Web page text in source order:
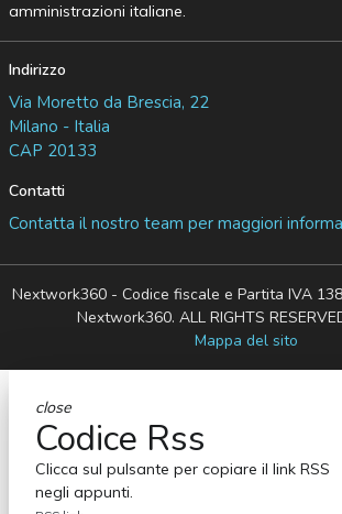
amministrazioni italiane.
Indirizzo
Via Moretto da Brescia, 22
Milano - Italia
CAP 20133
Contatti
Contatta il nostro team per maggiori
Nextwork360 - Codice fiscale e Partita IVA
Nextwork360. ALL RIGHTS
Mappa del sito
close
Codice Rss
Clicca sul pulsante per copiare il link RSS
negli appunti.